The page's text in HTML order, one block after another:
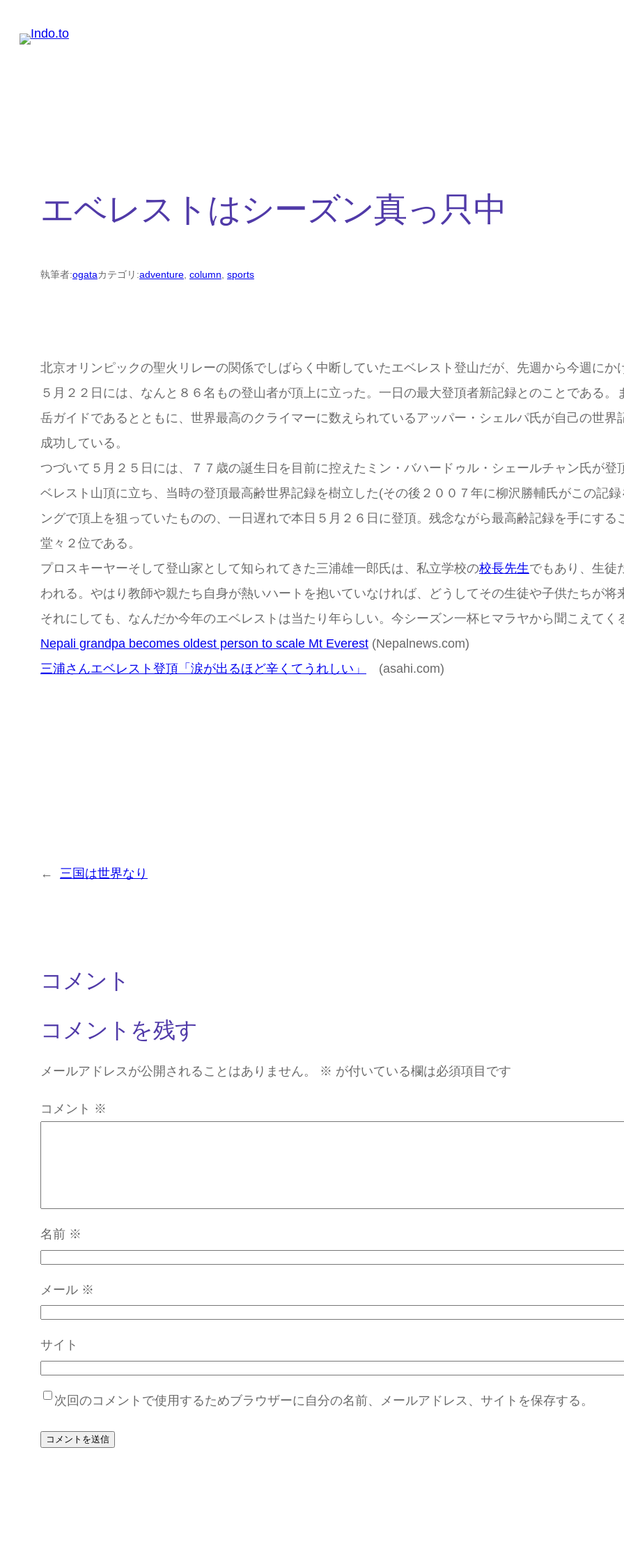
エベレストはシーズン真っ只中
執筆者:ogataカテゴリ:adventure, column, sports
北京オリンピックの聖火リレーの関係でしばらく中断していたエベレスト登山だが、先週から今週にか
５月２２日には、なんと８６名もの登山者が頂上に立った。一日の最大登頂者新記録とのことである
岳ガイドであるとともに、世界最高のクライマーに数えられているアッパー・シェルパ氏が自己の世
成功している。
つづいて５月２５日には、７７歳の誕生日を目前に控えたミン・バハードゥル・シェールチャン氏が
ベレスト山頂に立ち、当時の登頂最高齢世界記録を樹立した(その後２００７年に柳沢勝輔氏がこの記
ングで頂上を狙っていたものの、一日遅れで本日５月２６日に登頂。残念ながら最高齢記録を手にする
堂々２位である。
プロスキーヤーそして登山家として知られてきた三浦雄一郎氏は、私立学校の校長先生でもあり、生徒
われる。やはり教師や親たち自身が熱いハートを抱いていなければ、どうしてその生徒や子供たちが将
それにしても、なんだか今年のエベレストは当たり年らしい。今シーズン一杯ヒマラヤから聞こえてく
Nepali grandpa becomes oldest person to scale Mt Everest (Nepalnews.com)
三浦さんエベレスト登頂「涙が出るほど辛くてうれしい」
(asahi.com)
← 三国は世界なり
コメント
コメントを残す
メールアドレスが公開されることはありません。 ※ が付いている欄は必須項目です
コメント ※
名前 ※
メール ※
サイト
次回のコメントで使用するためブラウザーに自分の名前、メールアドレス、サイトを保存する。